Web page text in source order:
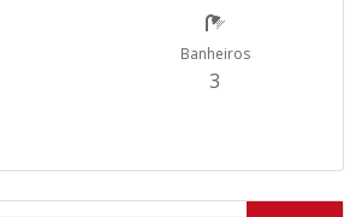
Banheiros
3